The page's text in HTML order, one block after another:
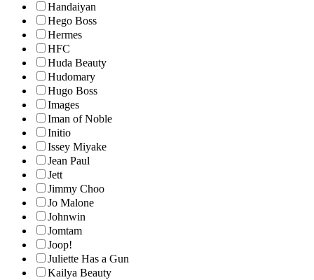
Handaiyan
Hego Boss
Hermes
HFC
Huda Beauty
Hudomary
Hugo Boss
Images
Iman of Noble
Initio
Issey Miyake
Jean Paul
Jett
Jimmy Choo
Jo Malone
Johnwin
Jomtam
Joop!
Juliette Has a Gun
Kailya Beauty